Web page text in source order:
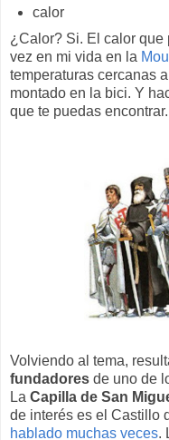
calor
¿Calor? Si. El calor que
vez en mi vida en la
temperaturas cercanas
montado en la bici. Y
que te puedas
Volviendo al tema,
fundadores de uno de
La Capilla de San
de interés es el Castillo
hablado muchas veces.